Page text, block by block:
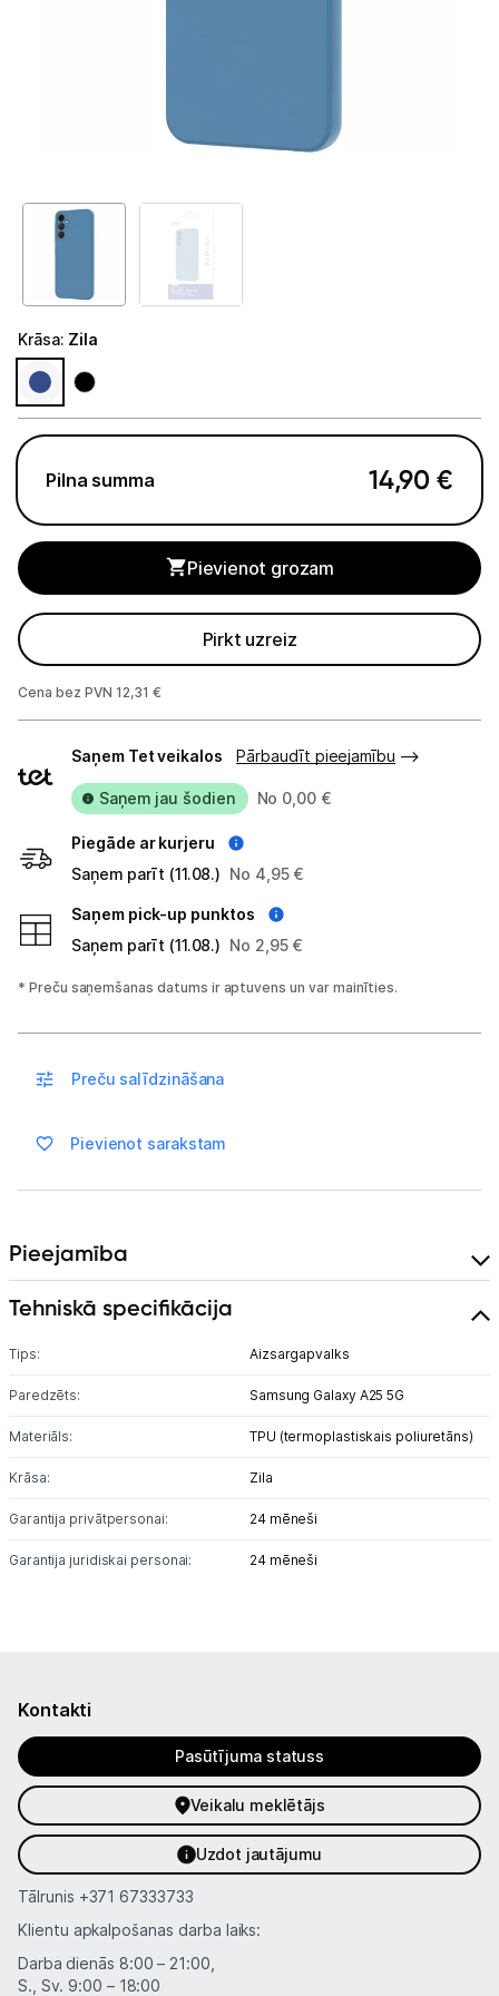
Aizsargstikli
Akumulatori (Power bank)
Piederumi
Stacionārie un bezvadu telefoni
Viedierīces
Sadzīves tehnika
Skaistumkopšana
Sports un atpūta
Ražotāju atjaunota tehnika
Vēlmju saraksts
Piegāde un apmaksa
Tehnikas izvešana
Tet pakalpojumi
Informācija
Krāsa: Zila
Pilna summa 14,90 €
Pievienot grozam
Pirkt uzreiz
Cena bez PVN 12,31 €
veidi
Saņem Tet veikalos Pārbaudīt pieejamību
Saņem jau šodien No 0,00 €
Piegāde ar kurjeru
Saņem parīt (11.08.) No 4,95 €
Saņem pick-up punktos
Saņem parīt (11.08.) No 2,95 €
* Preču saņemšanas datums ir aptuvens un var mainīties.
Preču salīdzināšana
Pievienot sarakstam
Pieejamība
Tehniskā specifikācija
Tips: Aizsargapvalks
Paredzēts: Samsung Galaxy A25 5G
Materiāls: TPU (termoplastiskais poliuretāns)
Krāsa: Zila
Garantija privātpersonai: 24 mēneši
Garantija juridiskai personai: 24 mēneši
Kontakti
Pasūtījuma statuss
Veikalu meklētājs
Uzdot jautājumu
Tālrunis +371 67333733
Klientu apkalpošanas darba laiks:
Darba dienās 8:00 – 21:00,
S., Sv. 9:00 – 18:00